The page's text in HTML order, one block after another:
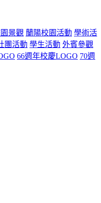
景觀 蘭陽校園活動 學術活
團活動 學生活動 外賓參觀
66週年校慶LOGO 70週